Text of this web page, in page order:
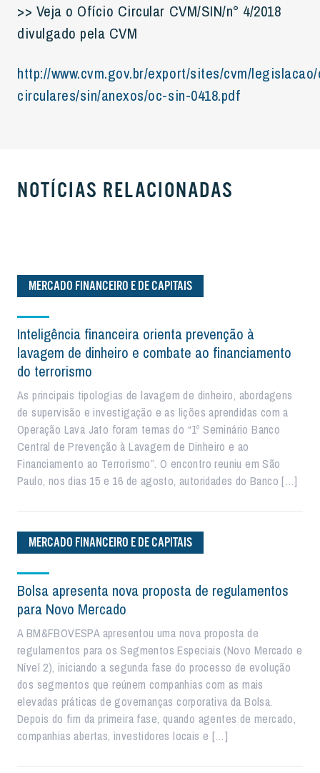
>> Veja o Ofício Circular CVM/SIN/n° 4/2018
divulgado pela CVM
http://www.cvm.gov.br/export/sites/cvm/
circulares/sin/anexos/oc-sin-0418.pdf
NOTÍCIAS RELACIONADAS
MERCADO FINANCEIRO E DE CAPITAIS
Inteligência financeira orienta prevenção à
lavagem de dinheiro e combate ao financiamento
do terrorismo
As principais tipologias de lavagem de dinheiro, abordagens
de supervisão e investigação e as lições aprendidas com a
Operação Lava Jato foram temas do “1º Seminário Banco
Central de Prevenção à Lavagem de Dinheiro e ao
Financiamento ao Terrorismo”. O encontro reuniu em São
Paulo, nos dias 15 e 16 de agosto, autoridades do Banco […]
MERCADO FINANCEIRO E DE CAPITAIS
Bolsa apresenta nova proposta de regulamentos
para Novo Mercado
A BM&FBOVESPA apresentou uma nova proposta de
regulamentos para os Segmentos Especiais (Novo Mercado e
Nível 2), iniciando a segunda fase do processo de evolução
dos segmentos que reúnem companhias com as mais
elevadas práticas de governanças corporativa da Bolsa.
Depois do fim da primeira fase, quando agentes de mercado,
companhias abertas, investidores locais e […]